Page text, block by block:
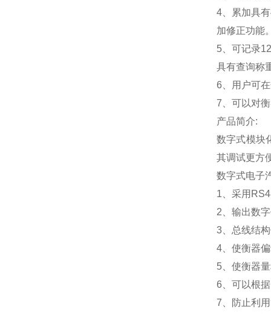
4 、累加具
加修正功能
5 、可记录
具有查询称
6 、用户可
7 、可以对
产品简介:
数字式模块
其调试更方
数字式电子
1 、采用
2 、输出数
3 、总线结
4 、使衡器
5 、使衡器
6 、可以根
7 、防止利